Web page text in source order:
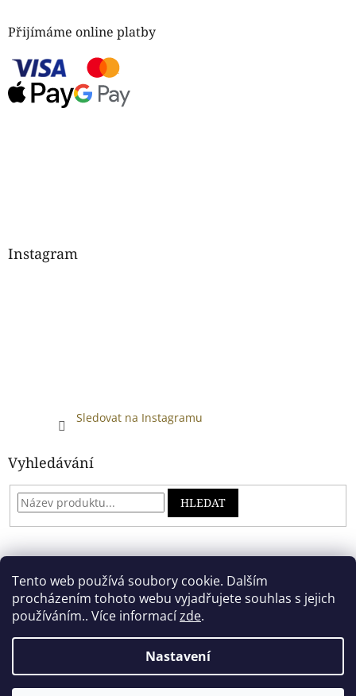
Tento web používá soubory cookie. Dalším
procházením tohoto webu vyjadřujete souhlas s jejich
používáním.. Více informacízde.
Nastavení
Přijímáme online platby
Instagram
Sledovat na Instagramu
Vyhledávání
HLEDAT
Vytvořil Shoptet
Copyright 2026Alkoholový shop. Všechna práva vyhrazena.